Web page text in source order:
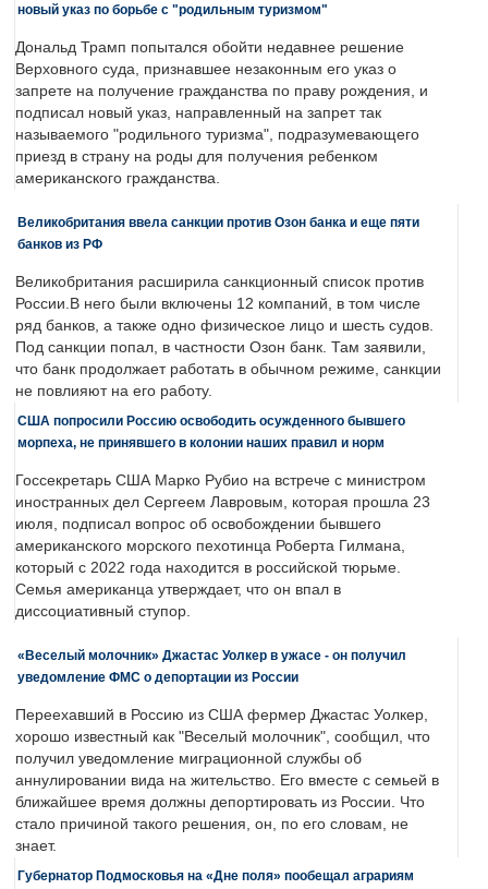
новый указ по борьбе с "родильным туризмом"
Дональд Трамп попытался обойти недавнее решение
Верховного суда, признавшее незаконным его указ о
запрете на получение гражданства по праву рождения, и
подписал новый указ, направленный на запрет так
называемого "родильного туризма", подразумевающего
приезд в страну на роды для получения ребенком
американского гражданства.
Великобритания ввела санкции против Озон банка и еще пяти
банков из РФ
Великобритания расширила санкционный список против
России.В него были включены 12 компаний, в том числе
ряд банков, а также одно физическое лицо и шесть судов.
Под санкции попал, в частности Озон банк. Там заявили,
что банк продолжает работать в обычном режиме, санкции
не повлияют на его работу.
США попросили Россию освободить осужденного бывшего
морпеха, не принявшего в колонии наших правил и норм
Госсекретарь США Марко Рубио на встрече с министром
иностранных дел Сергеем Лавровым, которая прошла 23
июля, подписал вопрос об освобождении бывшего
американского морского пехотинца Роберта Гилмана,
который с 2022 года находится в российской тюрьме.
Семья американца утверждает, что он впал в
диссоциативный ступор.
«Веселый молочник» Джастас Уолкер в ужасе - он получил
уведомление ФМС о депортации из России
Переехавший в Россию из США фермер Джастас Уолкер,
хорошо известный как "Веселый молочник", сообщил, что
получил уведомление миграционной службы об
аннулировании вида на жительство. Его вместе с семьей в
ближайшее время должны депортировать из России. Что
стало причиной такого решения, он, по его словам, не
знает.
Губернатор Подмосковья на «Дне поля» пообещал аграриям